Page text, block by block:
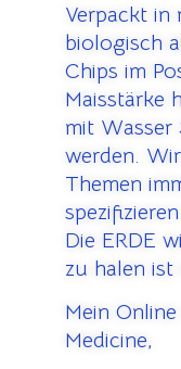
Verpackt in
biologisch
Chips im
Maisstärke
mit
werden.
Themen
spezifizieren.
Die ERDE
zu halen ist
Mein
Medicine,